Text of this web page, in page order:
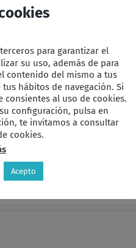
para garantizar el
su uso, además de para
contenido del mismo a tus
hábitos de navegación. Si
consientes al uso de cookies.
configuración, pulsa en
te invitamos a consultar
cookies.
Acepto